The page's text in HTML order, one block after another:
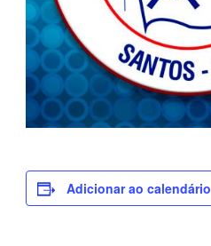
Adicionar ao calendário